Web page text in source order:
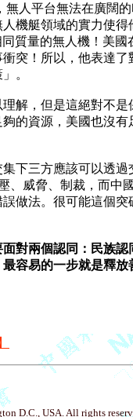
人平台無法在廣闊
機艇領域的實力使得
質量的無人機！美國
突！所以，他表達了
。
解，但是這絕對不是
的資源，美國也沒有
下三方應該可以透過
、威脅、制裁，而中
做法。很可能這個突
對兩個認同：民族認
容易的一步就是釋放
D.C., USA. All rights